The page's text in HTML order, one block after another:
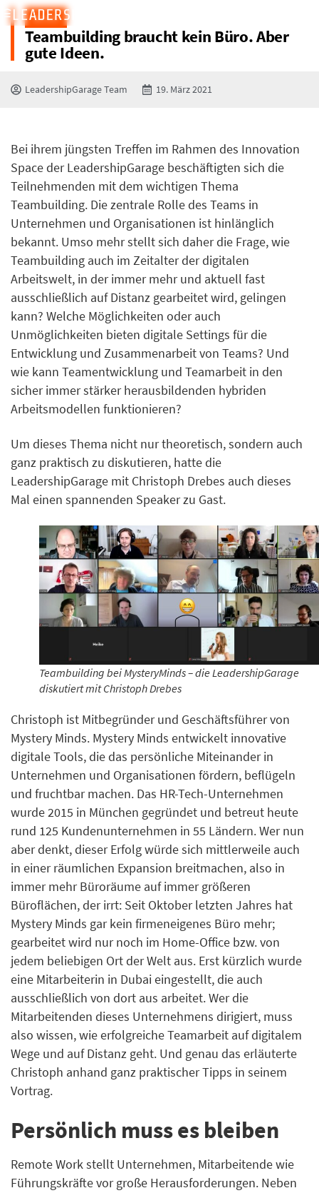
BLOG
Teambuilding braucht kein Büro. Aber
gute Ideen.
LeadershipGarage Team 19. März 2021
Bei ihrem jüngsten Treffen im Rahmen des Innovation
Space der LeadershipGarage beschäftigten sich die
Teilnehmenden mit dem wichtigen Thema
Teambuilding. Die zentrale Rolle des Teams in
Unternehmen und Organisationen ist hinlänglich
bekannt. Umso mehr stellt sich daher die Frage, wie
Teambuilding auch im Zeitalter der digitalen
Arbeitswelt, in der immer mehr und aktuell fast
ausschließlich auf Distanz gearbeitet wird, gelingen
kann? Welche Möglichkeiten oder auch
Unmöglichkeiten bieten digitale Settings für die
Entwicklung und Zusammenarbeit von Teams? Und
wie kann Teamentwicklung und Teamarbeit in den
sicher immer stärker herausbildenden hybriden
Arbeitsmodellen funktionieren?
Um dieses Thema nicht nur theoretisch, sondern auch
ganz praktisch zu diskutieren, hatte die
LeadershipGarage mit Christoph Drebes auch dieses
Mal einen spannenden Speaker zu Gast.
Teambuilding bei MysteryMinds – die LeadershipGarage
diskutiert mit Christoph Drebes
Christoph ist Mitbegründer und Geschäftsführer von
Mystery Minds. Mystery Minds entwickelt innovative
digitale Tools, die das persönliche Miteinander in
Unternehmen und Organisationen fördern, beflügeln
und fruchtbar machen. Das HR-Tech-Unternehmen
wurde 2015 in München gegründet und betreut heute
rund 125 Kundenunternehmen in 55 Ländern. Wer nun
aber denkt, dieser Erfolg würde sich mittlerweile auch
in einer räumlichen Expansion breitmachen, also in
immer mehr Büroräume auf immer größeren
Büroflächen, der irrt: Seit Oktober letzten Jahres hat
Mystery Minds gar kein firmeneigenes Büro mehr;
gearbeitet wird nur noch im Home-Office bzw. von
jedem beliebigen Ort der Welt aus. Erst kürzlich wurde
eine Mitarbeiterin in Dubai eingestellt, die auch
ausschließlich von dort aus arbeitet. Wer die
Mitarbeitenden dieses Unternehmens dirigiert, muss
also wissen, wie erfolgreiche Teamarbeit auf digitalem
Wege und auf Distanz geht. Und genau das erläuterte
Christoph anhand ganz praktischer Tipps in seinem
Vortrag.
Persönlich muss es bleiben
Remote Work stellt Unternehmen, Mitarbeitende wie
Führungskräfte vor große Herausforderungen. Neben